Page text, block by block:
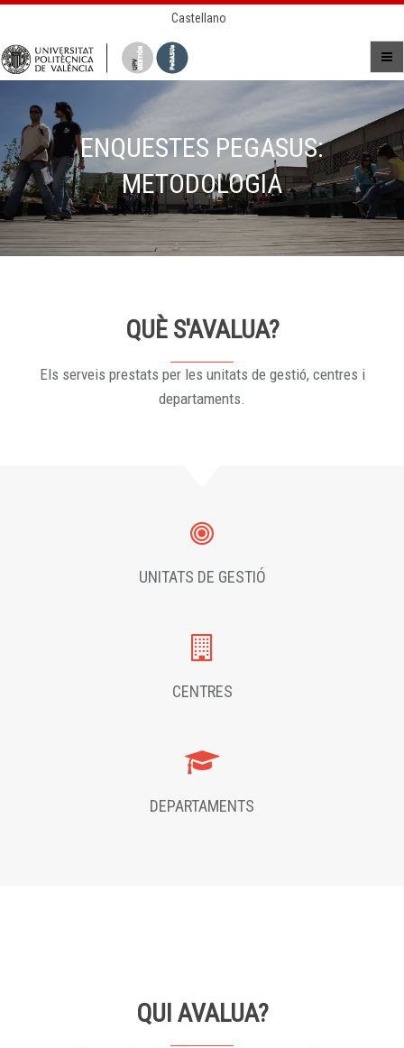
Castellano
ENQUESTES PEGASUS:
METODOLOGIA
QUÈ S'AVALUA?
Els serveis prestats per les unitats de gestió, centres i
departaments.
UNITATS DE GESTIÓ
CENTRES
DEPARTAMENTS
QUI AVALUA?